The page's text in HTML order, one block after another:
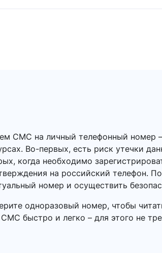
СМС на личный телефонный номер –
Во-первых, есть риск утечки
когда необходимо
на российский телефон.
номер и осуществить
одноразовый номер, чтобы
быстро и легко – для этого не